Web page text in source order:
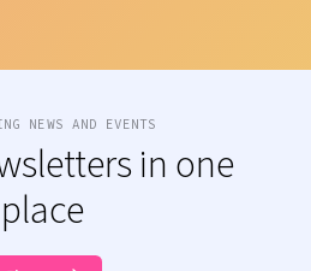
NEWS AND EVENTS
in one
place